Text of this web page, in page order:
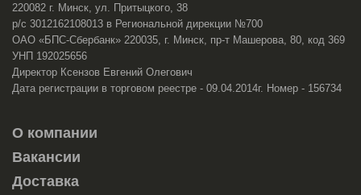
220082 г. Минск, ул. Притыцкого, 38
р/с 3012162108013 в Региональной дирекции №700
ОАО «БПС-Сбербанк» 220035, г. Минск, пр-т Машерова, 80, код 369
УНП 192025656
Директор Ксензов Евгений Олегович
Дата регистрации в торговом реестре - 09.04.2014г. Номер - 156734
О компании
Вакансии
Доставка